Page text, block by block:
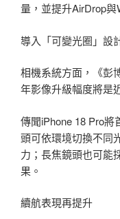
量，並提升AirDrop與
導入「可變光圈」設
相機系統方面，《彭
年影像升級幅度將是
傳聞iPhone 18 Pro
頭可依環境切換不同
力；長焦鏡頭也可能
果。
續航表現再提升